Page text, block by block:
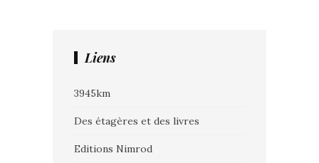
Liens
3945km
Des étagères et des livres
Editions Nimrod